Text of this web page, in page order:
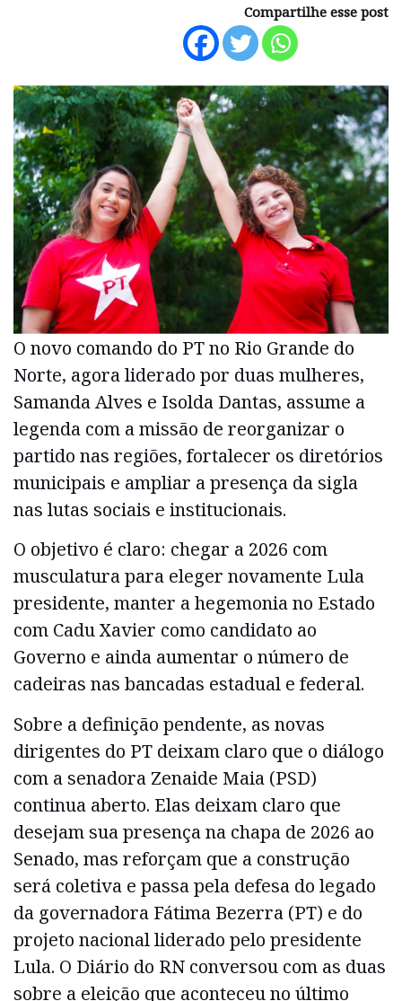
Compartilhe esse post
O novo comando do PT no Rio Grande do
Norte, agora liderado por duas mulheres,
Samanda Alves e Isolda Dantas, assume a
legenda com a missão de reorganizar o
partido nas regiões, fortalecer os diretórios
municipais e ampliar a presença da sigla
nas lutas sociais e institucionais.
O objetivo é claro: chegar a 2026 com
musculatura para eleger novamente Lula
presidente, manter a hegemonia no Estado
com Cadu Xavier como candidato ao
Governo e ainda aumentar o número de
cadeiras nas bancadas estadual e federal.
Sobre a definição pendente, as novas
dirigentes do PT deixam claro que o diálogo
com a senadora Zenaide Maia (PSD)
continua aberto. Elas deixam claro que
desejam sua presença na chapa de 2026 ao
Senado, mas reforçam que a construção
será coletiva e passa pela defesa do legado
da governadora Fátima Bezerra (PT) e do
projeto nacional liderado pelo presidente
Lula. O Diário do RN conversou com as duas
sobre a eleição que aconteceu no último